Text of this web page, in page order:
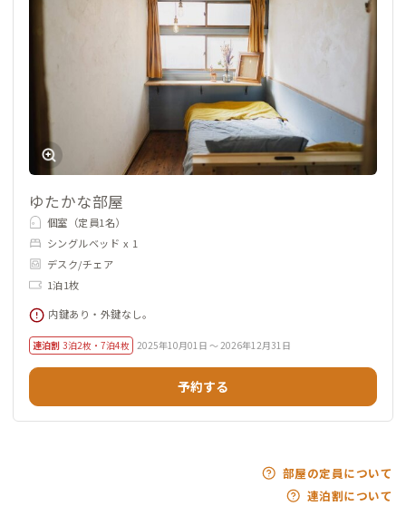
写真好きな住人が多く、ゲストと共に朝日や夕日撮影に行くこ
ともしばしば。家守含め住人やゲストと、「岡城」という近所の
山城へドリップコーヒーのセットや抹茶の道具を持って登り、絶
景に暮らしの一部を持ち込むという体験も楽しんでいます。興味
のある方はぜひ家守へお声がけください。
ゆたかな部屋
個室（定員1名）
シングルベッド x 1
デスク/チェア
1泊1枚
内鍵あり・外鍵なし。
連泊割 3泊2枚・7泊4枚 2025年10月01日 ～ 2026年12月31日
予約する
部屋の定員について
連泊割について